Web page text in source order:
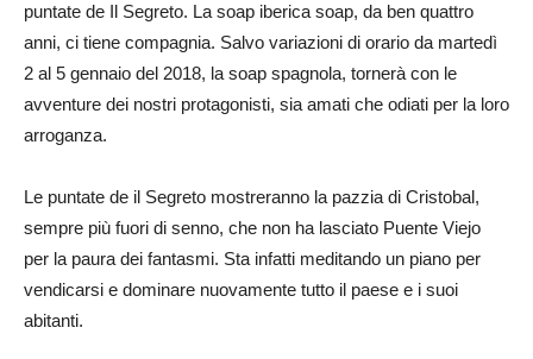
puntate de Il Segreto. La soap iberica soap, da ben quattro
anni, ci tiene compagnia. Salvo variazioni di orario da martedì
2 al 5 gennaio del 2018, la soap spagnola, tornerà con le
avventure dei nostri protagonisti, sia amati che odiati per la loro
arroganza.
Le puntate de il Segreto mostreranno la pazzia di Cristobal,
sempre più fuori di senno, che non ha lasciato Puente Viejo
per la paura dei fantasmi. Sta infatti meditando un piano per
vendicarsi e dominare nuovamente tutto il paese e i suoi
abitanti.